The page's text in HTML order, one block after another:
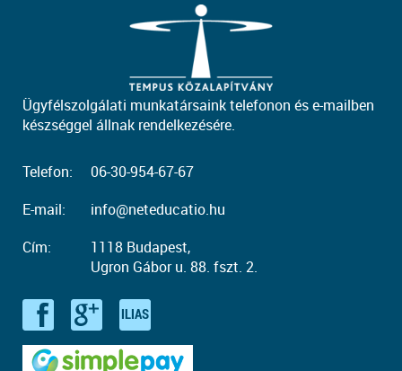
Ügyfélszolgálati munkatársaink telefonon és e-mailben
készséggel állnak rendelkezésére.
Telefon:
06-30-954-67-67
E-mail:
info@neteducatio.hu
Cím:
1118 Budapest,
Ugron Gábor u. 88. fszt. 2.